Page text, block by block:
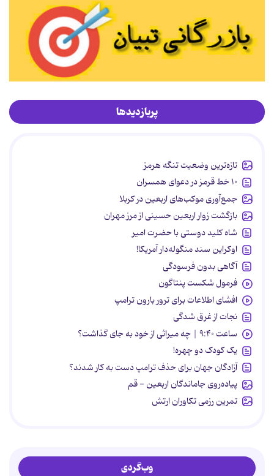
پربازدیدها
تازه‌ترین وضعیت تنگه هرمز
۱۰ خط قرمز در دعوای همسران
جمع‌آوری موکب‌های اربعین در کربلا
بازگشت زوار اربعین حسینی از مرز مهران
شاه کلید دوستی با حضرت امیر
اوکراین سند منگوله‌دار آمریکا!
آگاهی بدون فرسودگی
فرمول شکست پنتاگون
افشای اطلاعات برای ترور بارون ترامپ
نجات از غرق شدگی
ساعت ۹:۴۰ | چه میراثی از خود به جای گذاشت؟
یک کودک دو چهره!
آزادگان جهان برای حذف ترامپ دست به کار شدند؟
پیاده‌روی جاماندگان اربعین - قم
تمرین رزمی تکاوران ارتش
وب‌گردی